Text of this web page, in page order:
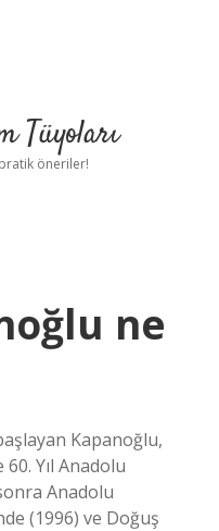
Tüyoları
pratik öneriler!
ne
Kapanoğlu,
Yıl Anadolu
Anadolu
(1996) ve Doğuş